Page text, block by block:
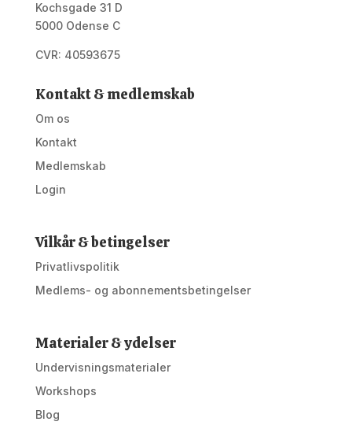
Kochsgade 31 D
5000 Odense C
CVR: 40593675
Kontakt & medlemskab
Om os
Kontakt
Medlemskab
Login
Vilkår & betingelser
Privatlivspolitik
Medlems- og abonnementsbetingelser
Materialer & ydelser
Undervisningsmaterialer
Workshops
Blog